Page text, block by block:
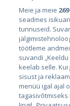
Riigid
Eesti
Läti
Leedu
Meie ja meie 269
seadmes
tunnuseid.
töötleme
suvandi
keelab selle.
sisust ja
menüü igal ajal